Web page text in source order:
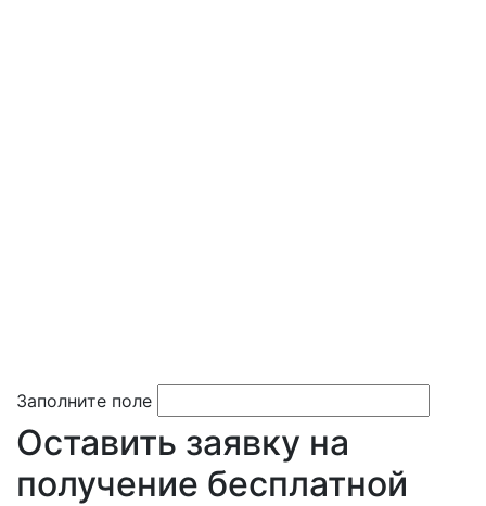
Заполните поле
Оставить заявку на
получение бесплатной